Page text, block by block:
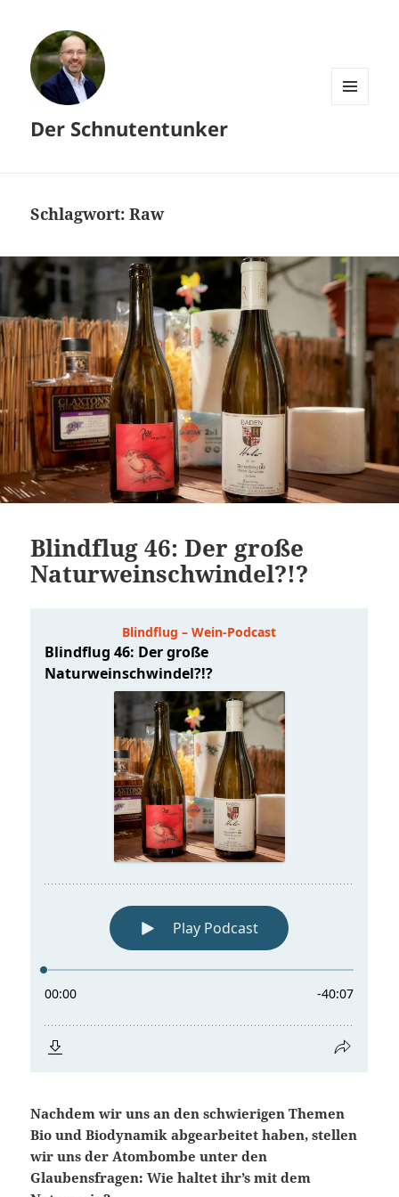
Der Schnutentunker
Schlagwort:Raw
Blindflug 46: Der große
Naturweinschwindel?!?
Nachdem wir uns an den schwierigen Themen
Bio und Biodynamik abgearbeitet haben, stellen
wir uns der Atombombe unter den
Glaubensfragen: Wie haltet ihr’s mit dem